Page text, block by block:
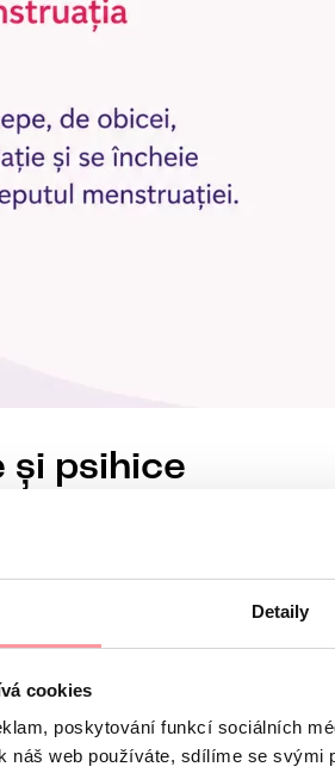
Detaily
cookies
poskytování funkcí sociálních
náš web používáte, sdílíme se
și psihice
Intensitatea variază de la femeie